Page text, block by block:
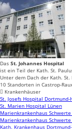
Das St. Johannes Hospital
ist ein Teil der Kath. St.
Unter dem Dach der Kath.
10 Standorten in Castrop-
Krankenhäuser
St. Josefs Hospital Dortmund-
St. Marien Hospital Lünen
Marienkrankenhaus
Marienkrankenhaus
Kath. Krankenhaus